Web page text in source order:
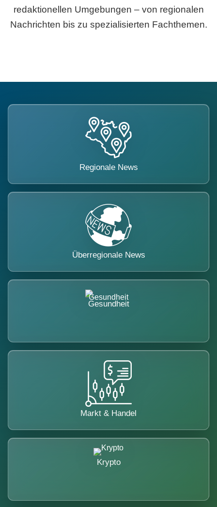
redaktionellen Umgebungen – von regionalen
Nachrichten bis zu spezialisierten Fachthemen.
Regionale News
Überregionale News
Gesundheit
Markt & Handel
Krypto